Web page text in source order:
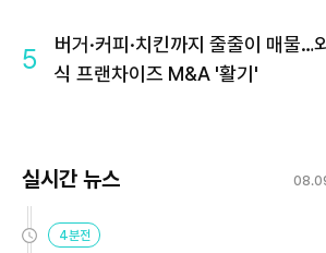
5
버거·커피·치킨까지 줄줄이 매물…외
식 프랜차이즈 M&A '활기'
실시간 뉴스
4분전